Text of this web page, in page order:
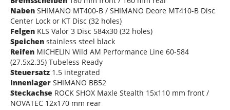
Naben SHIMANO MT400-B / SHIMANO Deore MT410-B Disc
Center Lock or KT Disc (32 holes)
Felgen KLS Valor 3 Disc 584x30 (32 holes)
Speichen stainless steel black
Reifen MICHELIN Wild AM Performance Line 60-584
(27.5x2.35) Tubeless Ready
Steuersatz 1.5 integrated
Innenlager SHIMANO BB52
Steckachse ROCK SHOX Maxle Stealth 15x110 mm front /
NOVATEC 12x170 mm rear